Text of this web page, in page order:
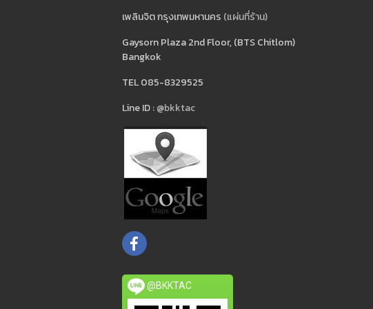
เพลินจิต กรุงเทพมหานคร (แผ่นที่ร้าน)
Gaysorn Plaza 2nd Floor, (BTS Chitlom)
Bangkok
TEL 085-8329525
Line ID :@bkktac
@BKKTAC